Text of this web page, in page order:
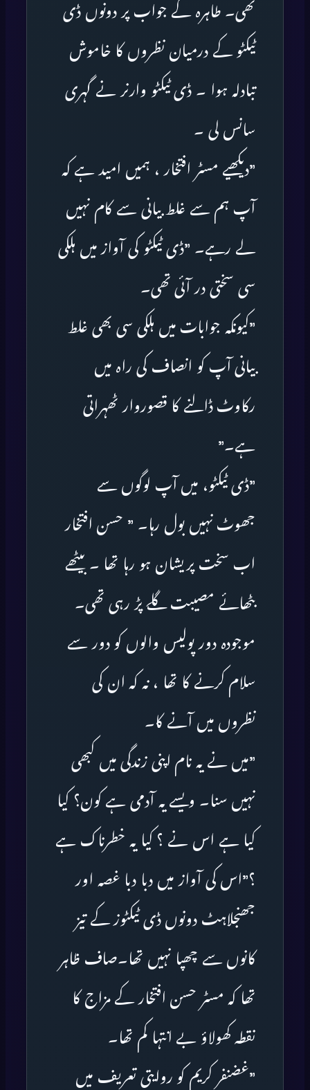
تھی۔ طاہرہ کے جواب پر دونوں ڈی
ٹیکٹو کے درمیان نظروں کا خاموش
تبادلہ ہوا ۔ ڈی ٹیکٹو وارنر نے گہری
سانس لی ۔
”دیکھیے مسٹر افتخار ، ہمیں امید ہے کہ
آپ ہم سے غلط بیانی سے کام نہیں
لے رہے۔ ”ڈی ٹیکٹو کی آواز میں ہلکی
سی سختی در آئی تھی۔
”کیونکہ جوابات میں ہلکی سی بھی غلط
بیانی آپ کو انصاف کی راہ میں
رکاوٹ ڈالنے کا قصوروار ٹھہراتی
ہے۔”
”ڈی ٹیکٹو، میں آپ لوگوں سے
جھوٹ نہیں بول رہا۔ ” حسن افتخار
اب سخت پریشان ہو رہا تھا ۔ بیٹھے
بٹھائے مصیبت گلے پڑ رہی تھی۔
موجودہ دور پولیس والوں کو دور سے
سلام کرنے کا تھا ، نہ کہ ان کی
نظروں میں آنے کا۔
”میں نے یہ نام اپنی زندگی میں کبھی
نہیں سنا۔ ویسے یہ آدمی ہے کون؟ کیا
کیا ہے اس نے ؟ کیا یہ خطرناک ہے
؟”اس کی آواز میں دبا دبا غصہ اور
جھنجلاہٹ دونوں ڈی ٹیکٹوز کے تیز
کانوں سے چھپا نہیں تھا۔صاف ظاہر
تھا کہ مسٹر حسن افتخار کے مزاج کا
نقطہ کھولاؤ بے انتہا کم تھا۔
”غضنفر کریم کو روایتی تعریف میں